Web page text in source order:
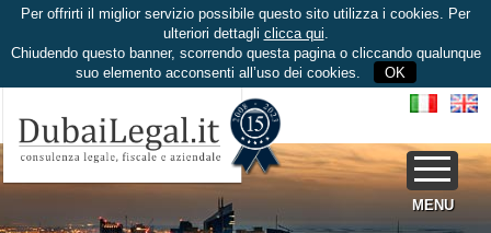
Per offrirti il miglior servizio possibile questo sito utilizza i cookies. Per
ulteriori dettagli clicca qui.
Chiudendo questo banner, scorrendo questa pagina o cliccando qualunque
suo elemento acconsenti all’uso dei cookies.
OK
MENU